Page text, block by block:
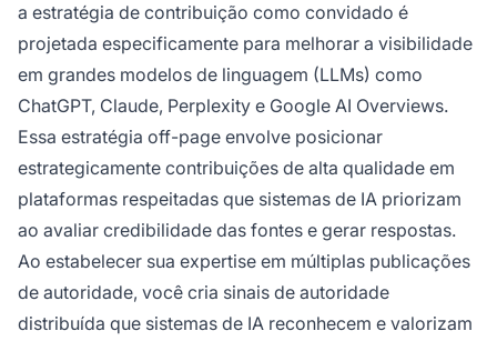
a estratégia de contribuição como convidado é
projetada especificamente para melhorar a visibilidade
em grandes modelos de linguagem (LLMs) como
ChatGPT, Claude, Perplexity e Google AI Overviews.
Essa estratégia off-page envolve posicionar
estrategicamente contribuições de alta qualidade em
plataformas respeitadas que sistemas de IA priorizam
ao avaliar credibilidade das fontes e gerar respostas.
Ao estabelecer sua expertise em múltiplas publicações
de autoridade, você cria sinais de autoridade
distribuída que sistemas de IA reconhecem e valorizam